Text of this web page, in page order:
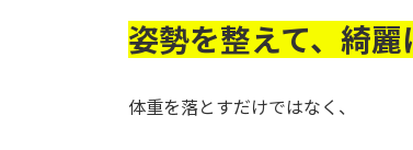
姿勢を整えて、綺
体重を落とすだけではなく、